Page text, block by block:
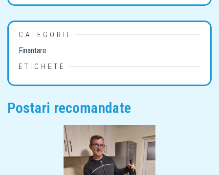
CATEGORII
Finantare
ETICHETE
Postari recomandate